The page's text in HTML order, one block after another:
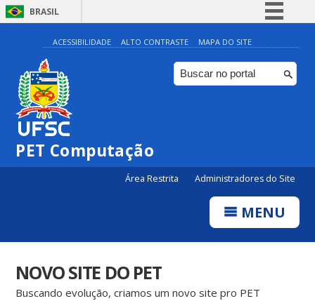
BRASIL
Simplifique!
Comunica BR
Participe
ACESSIBILIDADE ALTO CONTRASTE MAPA DO SITE
PET Computação
Área Restrita Administradores do Site
MENU
NOVO SITE DO PET
Buscando evolução, criamos um novo site pro PET